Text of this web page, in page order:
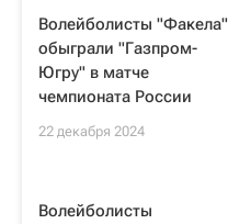
Волейболисты "Факела"
обыграли "Газпром-
Югру" в матче
чемпионата России
22 декабря 2024
Волейболисты